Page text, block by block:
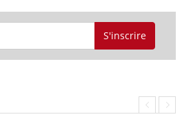
S'inscrire